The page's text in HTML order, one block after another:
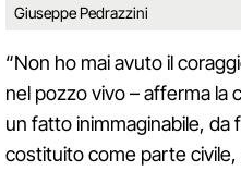
Giuseppe Pedrazzini
“Non ho mai avuto il
nel pozzo vivo – afferma la
un fatto inimmaginabile, da
costituito come parte civile,